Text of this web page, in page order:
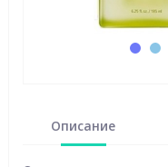
Описание